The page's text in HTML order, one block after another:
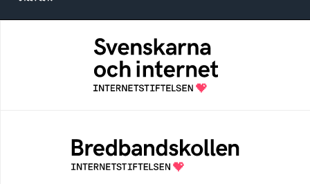
Svenskarna och internet
En årlig studie av svenska folkets
internetvanor
Bredbandskollen är ett oberoende
konsumentverktyg som drivs av
Internetstiftelsen